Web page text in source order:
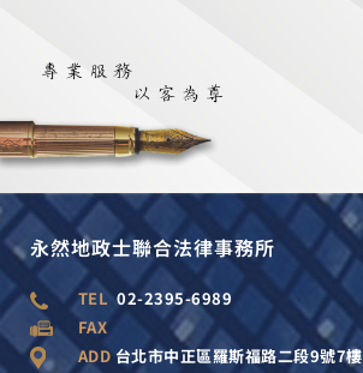
永然地政士聯合法律事務所
TEL02-2395-6989
FAX
ADD 台北市中正區羅斯福路二段9號7樓